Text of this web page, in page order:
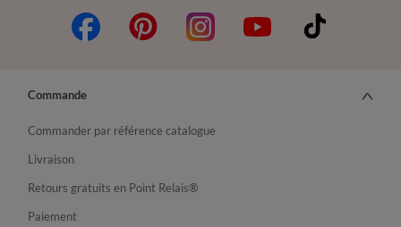
Commande
Commander par référence catalogue
Livraison
Retours gratuits en Point Relais®
Paiement